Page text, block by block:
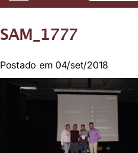
SAM_1777
Postado em 04/set/2018